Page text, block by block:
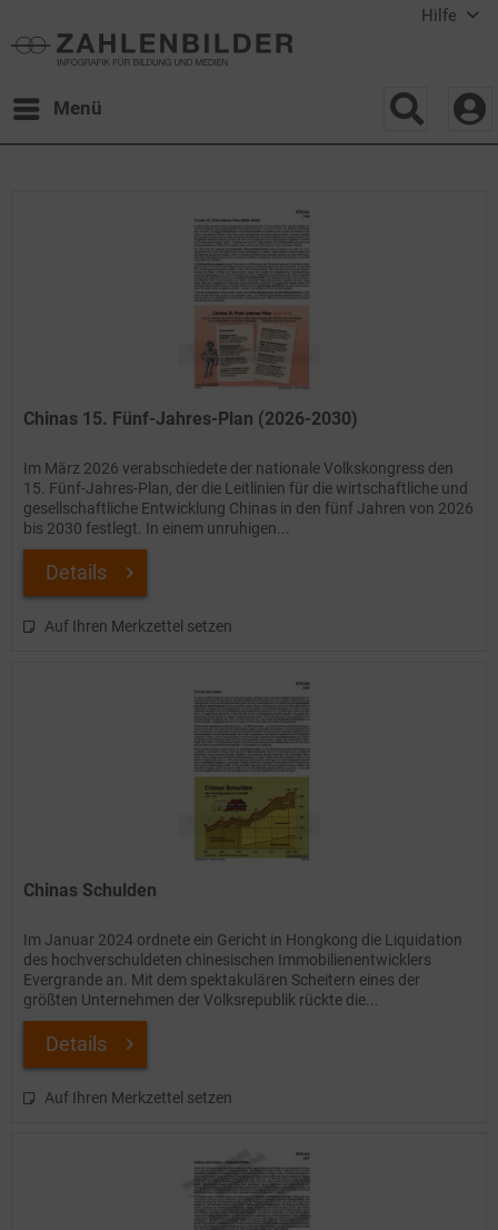
Hilfe
Menü
Chinas 15. Fünf-Jahres-Plan (2026-2030)
Im März 2026 verabschiedete der nationale Volkskongress den
15. Fünf-Jahres-Plan, der die Leitlinien für die wirtschaftliche und
gesellschaftliche Entwicklung Chinas in den fünf Jahren von 2026
bis 2030 festlegt. In einem unruhigen...
Details
Auf Ihren Merkzettel setzen
Chinas Schulden
Im Januar 2024 ordnete ein Gericht in Hongkong die Liquidation
des hochverschuldeten chinesischen Immobilienentwicklers
Evergrande an. Mit dem spektakulären Scheitern eines der
größten Unternehmen der Volksrepublik rückte die...
Details
Auf Ihren Merkzettel setzen